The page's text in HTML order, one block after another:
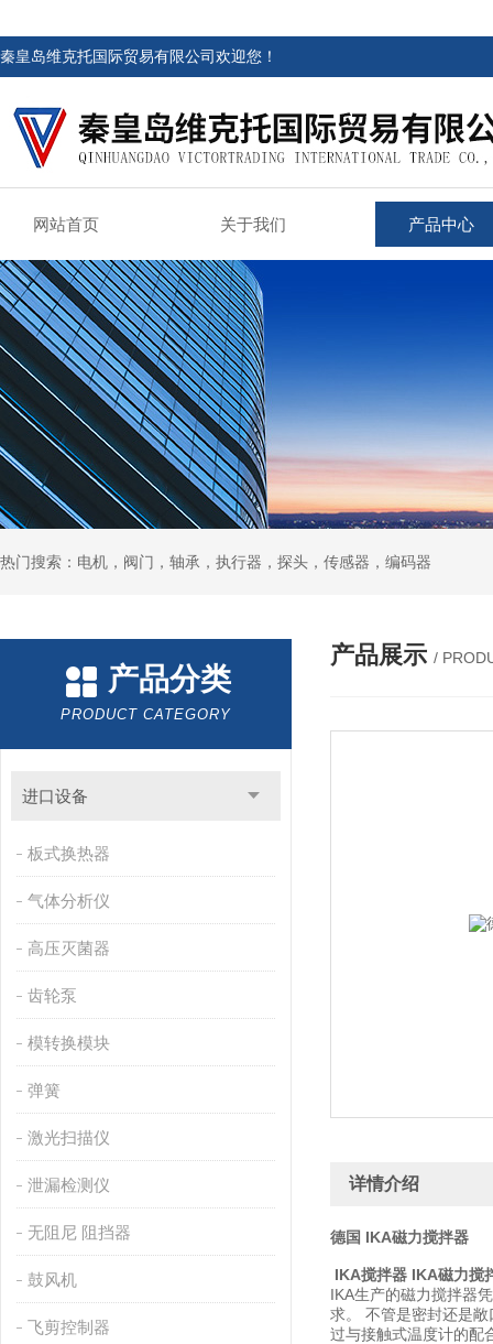
秦皇岛维克托国际贸易有限公司欢迎您！
网站首页 关于我们 产品中心
热门搜索：电机，阀门，轴承，执行器，探头，传感器，编码器
产品分类
PRODUCT CATEGORY
进口设备
板式换热器
气体分析仪
高压灭菌器
齿轮泵
模转换模块
弹簧
激光扫描仪
泄漏检测仪
无阻尼 阻挡器
鼓风机
飞剪控制器
产品展示 /
详情介绍
德国 IKA磁力搅拌器
IKA搅拌器 IKA磁力搅
IKA生产的磁力搅拌器
求。 不管是密封还是
过与接触式温度计的配